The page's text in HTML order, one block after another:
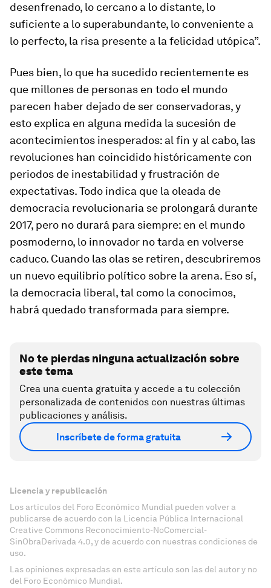
desenfrenado, lo cercano a lo distante, lo
suficiente a lo superabundante, lo conveniente a
lo perfecto, la risa presente a la felicidad utópica”.
Pues bien, lo que ha sucedido recientemente es
que millones de personas en todo el mundo
parecen haber dejado de ser conservadoras, y
esto explica en alguna medida la sucesión de
acontecimientos inesperados: al fin y al cabo, las
revoluciones han coincidido históricamente con
periodos de inestabilidad y frustración de
expectativas. Todo indica que la oleada de
democracia revolucionaria se prolongará durante
2017, pero no durará para siempre: en el mundo
posmoderno, lo innovador no tarda en volverse
caduco. Cuando las olas se retiren, descubriremos
un nuevo equilibrio político sobre la arena. Eso sí,
la democracia liberal, tal como la conocimos,
habrá quedado transformada para siempre.
No te pierdas ninguna actualización sobre
este tema
Crea una cuenta gratuita y accede a tu colección
personalizada de contenidos con nuestras últimas
publicaciones y análisis.
Inscríbete de forma gratuita
Licencia y republicación
Los artículos del Foro Económico Mundial pueden volver a
publicarse de acuerdo con la Licencia Pública Internacional
Creative Commons Reconocimiento-NoComercial-
SinObraDerivada 4.0, y de acuerdo con nuestras condiciones de
uso.
Las opiniones expresadas en este artículo son las del autor y no
del Foro Económico Mundial.